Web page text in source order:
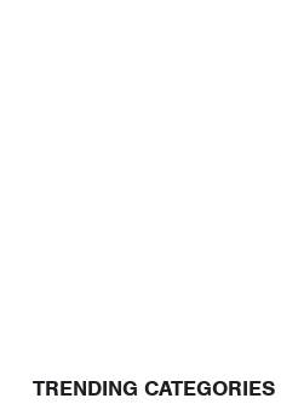
TRENDING CATEGORIES